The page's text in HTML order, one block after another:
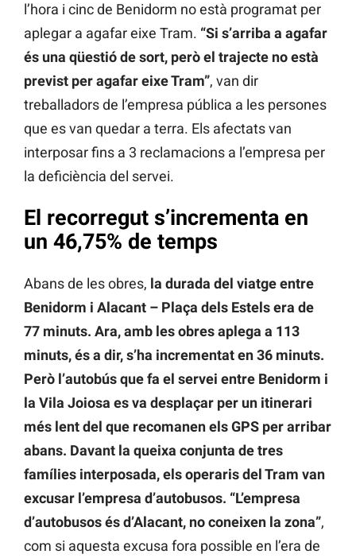
l’hora i cinc de Benidorm no està programat per
aplegar a agafar eixe Tram. “Si s’arriba a agafar
és una qüestió de sort, però el trajecte no està
previst per agafar eixe Tram”, van dir
treballadors de l’empresa pública a les persones
que es van quedar a terra. Els afectats van
interposar fins a 3 reclamacions a l’empresa per
la deficiència del servei.
El recorregut s’incrementa en
un 46,75% de temps
Abans de les obres, la durada del viatge entre
Benidorm i Alacant – Plaça dels Estels era de
77 minuts. Ara, amb les obres aplega a 113
minuts, és a dir, s’ha incrementat en 36 minuts.
Però l’autobús que fa el servei entre Benidorm i
la Vila Joiosa es va desplaçar per un itinerari
més lent del que recomanen els GPS per arribar
abans. Davant la queixa conjunta de tres
famílies interposada, els operaris del Tram van
excusar l’empresa d’autobusos. “L’empresa
d’autobusos és d’Alacant, no coneixen la zona”,
com si aquesta excusa fora possible en l’era de